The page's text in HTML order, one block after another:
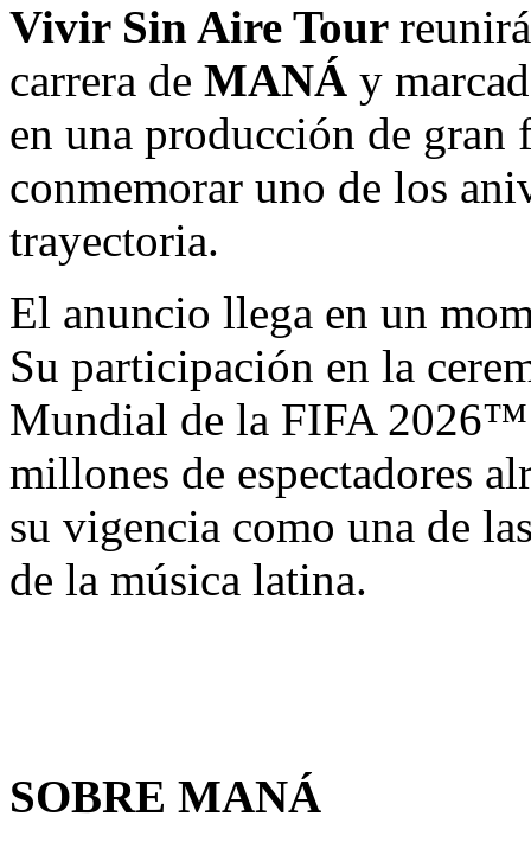
Vivir Sin Aire Tour
carrera de MANÁ y
en una producción de gran
conmemorar uno de los
trayectoria.
El anuncio llega en un
Su participación en la
Mundial de la FIFA 2026™
millones de espectadores
su vigencia como una de
de la música latina.
SOBRE MANÁ